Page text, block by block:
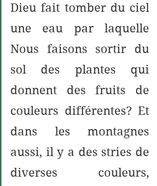
Dieu fait tomber du ciel
une eau par laquelle
Nous faisons sortir du
sol des plantes qui
donnent des fruits de
couleurs différentes? Et
dans les montagnes
aussi, il y a des stries de
diverses couleurs,